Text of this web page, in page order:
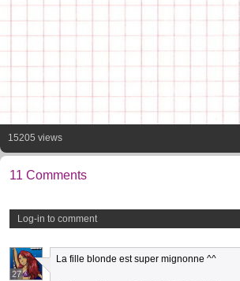
15205 views
11 Comments
Log-in to comment
27
La fille blonde est super mignonne ^^